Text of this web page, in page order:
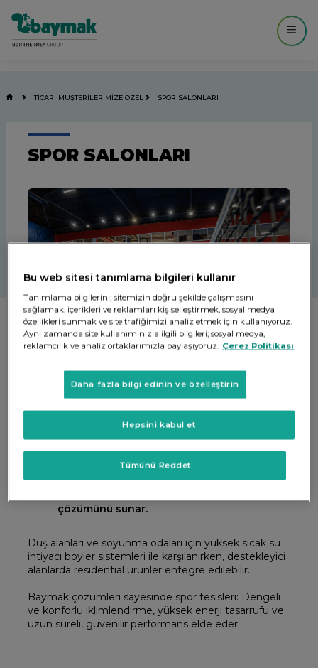
TİCARİ MÜŞTERİLERİMİZE ÖZEL SPOR SALONLARI
SPOR SALONLARI
Spor salonları ve çok amaçlı tesisler, yüksek tavanlı ve
geniş hacimli alanlara sahiptir. Bu tür yapılarda ticari
kapasitede, güçlü sistemler gereklidir.
Baymak bu projelerde:
MAGNUS kazan sistemleri,
çözümünü sunar.
Duş alanları ve soyunma odaları için yüksek sıcak su
ihtiyacı boyler sistemleri ile karşılanırken, destekleyici
alanlarda residential ürünler entegre edilebilir.
Baymak çözümleri sayesinde spor tesisleri: Dengeli
ve konforlu iklimlendirme, yüksek enerji tasarrufu ve
uzun süreli, güvenilir performans elde eder.
Bu web sitesi tanımlama bilgileri kullanır
Tanımlama bilgilerini; sitemizin doğru şekilde çalışmasını
sağlamak, içerikleri ve reklamları kişiselleştirmek, sosyal medya
özellikleri sunmak ve site trafiğimizi analiz etmek için kullanıyoruz.
Aynı zamanda site kullanımınızla ilgili bilgileri; sosyal medya,
reklamcılık ve analiz ortaklarımızla paylaşıyoruz. Çerez Politikası
Daha fazla bilgi edinin ve özelleştirin
Tümünü Reddet
Hepsini kabul et